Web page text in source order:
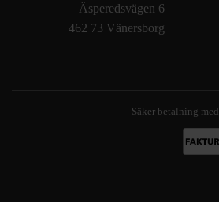
Äsperedsvägen 6
462 73 Vänersborg
Säker betalning med